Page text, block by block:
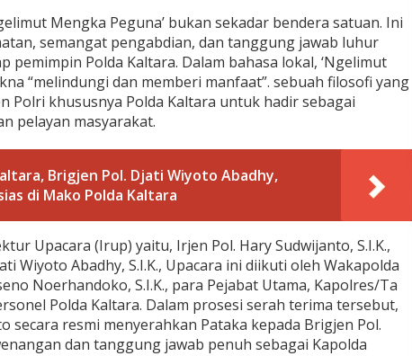
Mengka Peguna’ bukan sekadar bendera satuan. Ini
semangat pengabdian, dan tanggung jawab luhur
pemimpin Polda Kaltara. Dalam bahasa lokal, ‘Ngelimut
“melindungi dan memberi manfaat”. sebuah filosofi yang
Polri khususnya Polda Kaltara untuk hadir sebagai
pelayan masyarakat.
Brigjen Pol. Djati Wiyoto Abadhy,
di Mako Polda Kaltara
Upacara (Irup) yaitu, Irjen Pol. Hary Sudwijanto, S.I.K.,
Wiyoto Abadhy, S.I.K., Upacara ini diikuti oleh Wakapolda
Noerhandoko, S.I.K., para Pejabat Utama, Kapolres/Ta
Polda Kaltara. Dalam prosesi serah terima tersebut,
secara resmi menyerahkan Pataka kepada Brigjen Pol.
dan tanggung jawab penuh sebagai Kapolda